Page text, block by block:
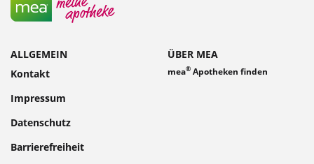
ALLGEMEIN
Kontakt
Impressum
Datenschutz
Barrierefreiheit
ÜBER MEA
mea® Apotheken finden